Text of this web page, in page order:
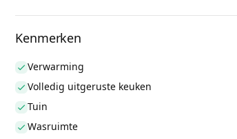
Kenmerken
Verwarming
Volledig uitgeruste keuken
Tuin
Wasruimte